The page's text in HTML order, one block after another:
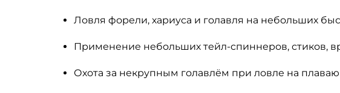
Ловля форели, хариуса и голавля на небольших быс
Применение небольших тейл-спиннеров, стиков,
Охота за некрупным голавлём при ловле на